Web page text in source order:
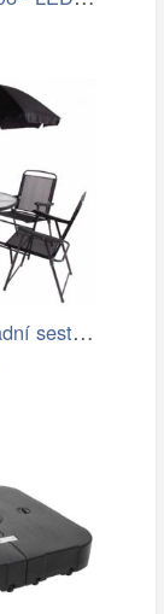
Dimenza Zahradní sestava MADRID se…